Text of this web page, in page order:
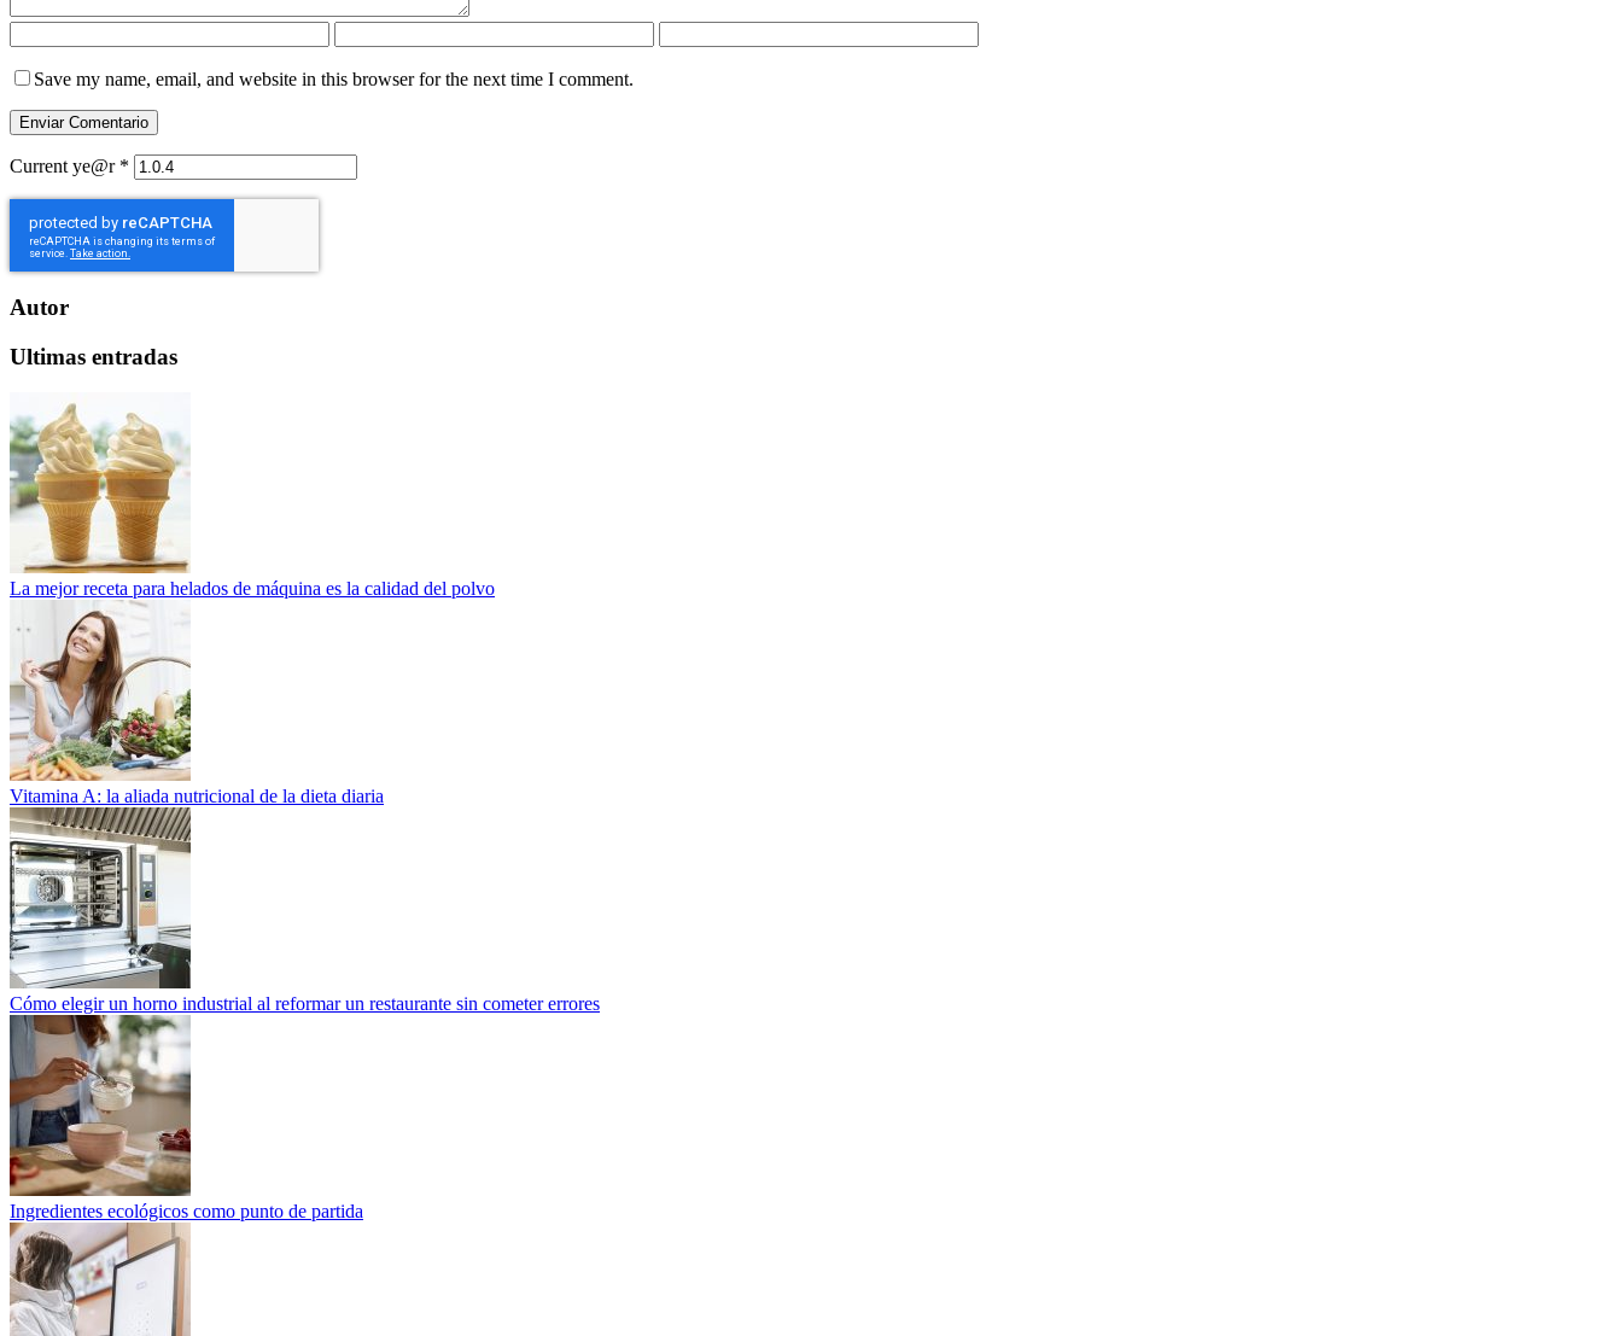
Save my name, email, and website in this browser for the next time I comment.
Current ye@r *
Autor
Ultimas entradas
La mejor receta para helados de máquina es la calidad del polvo
Vitamina A: la aliada nutricional de la dieta diaria
Cómo elegir un horno industrial al reformar un restaurante sin cometer errores
Ingredientes ecológicos como punto de partida